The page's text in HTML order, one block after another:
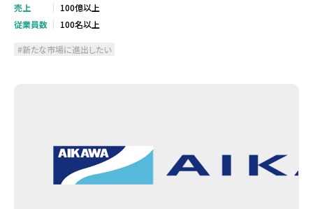
売上
100億以上
従業員数
100名以上
新たな市場に進出したい